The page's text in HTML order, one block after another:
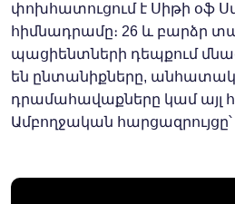
փոխհատուցում է Սիթի օֆ
հիմնադրամը։ 26 և բարձր
պացիենտների դեպքում
են ընտանիքները,
դրամահավաքները կամ այլ
Ամբողջական